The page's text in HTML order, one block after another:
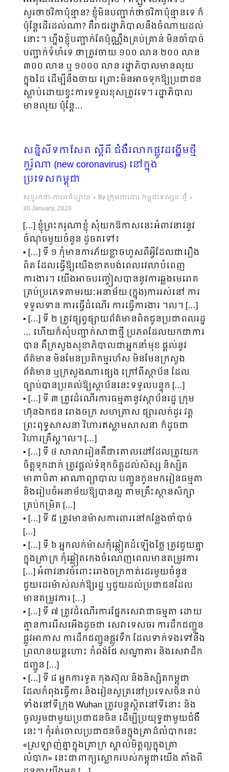
សួរថាថវិកាប៉ុន្មាន? ខ្ញុំមិនបញ្ជាក់ថាថវិកាប៉ុន្មានទេ ក៏
ប៉ុន្ដែដើរដល់ណា? គឺរាជរដ្ឋា​ភិបាលនឹងចំណាយដល់
នោះ។ ហ្នឹងខ្ញុំបញ្ជាក់តែប៉ុណ្ណឹងគ្រប់គ្រាន់ មិនចាំបាច់
បញ្ជាក់ទំហំទេ ថាត្រូវចាយ ១០០ លាន ២០០ លាន
៣០០ លាន ឬ ១០០០ លាន រដ្ឋាភិបាលមានលុយ
ក្នុងដៃ ដើម្បីនឹងចាយ ព្រោះ​មិនអាចទុកឱ្យប្រជាជន​
ស្លាប់ដោយខ្វះការទទួលខុសត្រូវទេ។ រដ្ឋាភិបាល
មានលុយ ប៉ុន្ដែ…
សន្និសីទកាសែត ស្តីពី ជំងឺរលាកផ្លូវដង្ហើមថ្មី
កូរ៉ូណា (new coronavirus) នៅក្នុង
ប្រទេសកម្ពុជា
សុន្ទរកថា-ការអធិប្បាយ By ក្រុមការងារ កម្ពុជាទស្សនៈថ្មី
30 January, 2020
[…] ខ្ញុំព្រះករុណាខ្ញុំ សុំយកឱកាសនេះអំពាវនាវនូវ
ចំណុចមួយចំនួន ដូចតទៅ៖
• […] ទី ១ កុំមានការភ័យខ្លាចហួសពីអ្វីដែលជារឿង
ពិត ដែលធ្វើឱ្យយើងខាតបង់ពេលវេលាបំពេញ
ការងារ។ យើងអាចបញ្ចៀសបាននូវការឆ្លងមេរោគ
គ្រប់ប្រភេទតាមរយៈអនាម័យ (ក្នុង)ការរស់នៅ ការ
ទទួលទាន ការធ្វើដំណើរ ការធ្វើការងារ ។ល។ […]
• […] ទី ២ ត្រូវផ្សព្វផ្សាយព័ត៌មានពិតជូនប្រជាពលរដ្ឋ
… ហើយក៏សុំបញ្ជាក់សាជាថ្មី ប្រភពដែលយកជាការ
បាន គឺក្រសួងសុខាភិបាលជាអ្នកនាំមុខ ផ្តល់នូវ
ព័ត៌មាន មិនមែនប្រតិកម្មរហ័ស មិនមែនក្រសួង
ព័ត៌មាន ឬក្រសួងណាផ្សេង ក្រៅពីស្ថាប័ន ដែល
ច្បាប់បានប្រគល់ឱ្យស្ថាប័ននេះទទួលបន្ទុក […]
• […] ទី ៣ ត្រូវដំណើរការធម្មតានូវស្ថាប័នរដ្ឋ ក្រុម
ហ៊ុនឯកជន រោងចក្រ សហគ្រាស ផ្សារលក់ដូរ វត្ត
ព្រះពុទ្ធសាសនា វិហារឥស្លាមសាសនា ក៏ដូចជា
វិហារគ្រឹស្ត។ល។ […]
• […] ទី ៤ សាលារៀនគឺជាគោលដៅដែលត្រូវយក
ចិត្តទុកដាក់ ត្រូវផ្តល់ទំនុកចិត្តដល់សិស្ស និស្សិត
មាតាបិតា អាណាព្យាបាល បញ្ជូនកូនមករៀនធម្មតា
និងរៀបចំអនាម័យឱ្យបានល្អ តាមគ្រឹះស្ថានសិក្សា
គ្រប់កម្រិត […]
• […] ទី ៥ ត្រូវមានម៉ាសការពារនៅកន្លែងចាំបាច់
[…]
• […] ទី ៦ អ្នកលក់ម៉ាសកុំឆ្លៀតដំឡើងថ្លៃ ត្រូវជួយគ្នា
ក្នុងគ្រាក្រ កុំឆ្លៀតកេងចំណេញពេលមានតម្រូវការ
[…] អំពាវនាវចំពោះរោងចក្រកាត់ដេរមួយចំនួន
ជួយដេរម៉ាស់លក់ឱ្យរដ្ឋ ឬជួយដល់ប្រជាជនដែល
មានតម្រូវការ […]
• […] ទី ៧ ត្រូវដំណើរការផ្នែកសេវាជាធម្មតា ដោយ
គ្មានការរើសអើងដូចជា សេវាទេសចរ ការដឹកជញ្ជូន
ផ្លូវអាកាស ការដឹកជញ្ជូនផ្លូវទឹក ដែលទាក់ទងទៅនឹង
ព្រលានយន្តហោះ កំពង់ផែ សណ្ឋាគារ និងសេវាដឹក
ជញ្ជូន […]
• […] ទី ៨ អ្នកការទូត កុងស៊ុល និងនិស្សិតកម្ពុជា
ដែលកំពុងធ្វើការ និងរៀនសូត្រនៅប្រទេសចិន រាប់
ទាំងនៅទីក្រុង Wuhan ត្រូវបន្តស្ថិតនៅទីនោះ និង
ចូលរួមជាមួយប្រជាជនចិន ដើម្បីប្រយុទ្ធជាមួយជំងឺ
នេះ។ កុំរត់ចោលប្រជាជនចិនក្នុងគ្រាដ៏លំបាកនេះ
«ស្រឡាញ់គ្នាក្នុងគ្រាក្រ ស្គាល់មិត្តល្អក្នុងគ្រា
លំបាក» នេះជាពាក្យស្លោករបស់កម្ពុជាយើង តាំងពី